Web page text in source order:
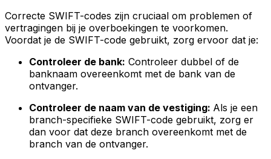
Correcte SWIFT-codes zijn cruciaal om problemen of
vertragingen bij je overboekingen te voorkomen.
Voordat je de SWIFT-code gebruikt, zorg ervoor dat je:
Controleer de bank: Controleer dubbel of de
banknaam overeenkomt met de bank van de
ontvanger.
Controleer de naam van de vestiging: Als je een
branch-specifieke SWIFT-code gebruikt, zorg er
dan voor dat deze branch overeenkomt met de
branch van de ontvanger.